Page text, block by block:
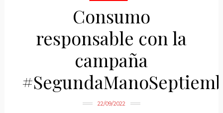
Consumo
responsable con la
campaña
22/09/2022